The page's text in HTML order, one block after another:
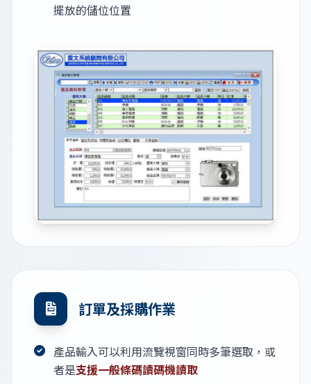
擺放的儲位位置
訂單及採購作業
產品輸入可以利用流覽視窗同時多筆選取，或
者是支援一般條碼讀碼機讀取